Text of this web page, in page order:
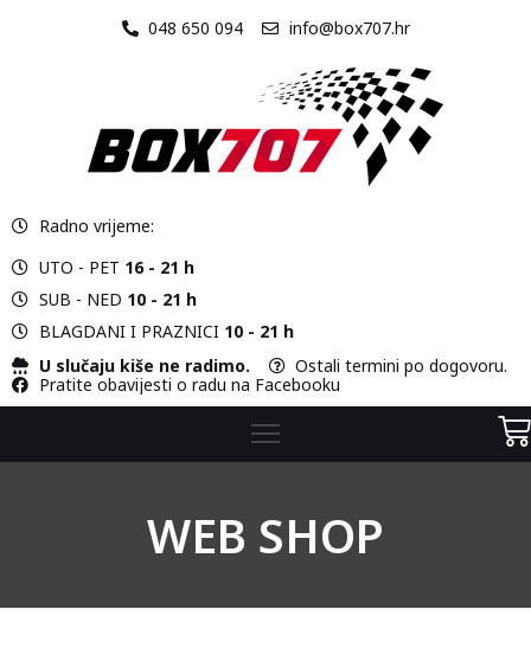
048 650 094 info@box707.hr
Radno vrijeme:
UTO - PET 16 - 21 h
SUB - NED 10 - 21 h
BLAGDANI I PRAZNICI 10 - 21 h
U slučaju kiše ne radimo.
Ostali termini po dogovoru.
Pratite obavijesti o radu na Facebooku
VOZILA
CJENIK
KONTAKT
WEB
WEB SHOP